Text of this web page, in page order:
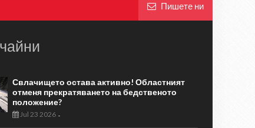
Пишете ни
Свлачището остава активно! Областният
отменя прекратяването на бедственото
положение?
Jul 23 2026-